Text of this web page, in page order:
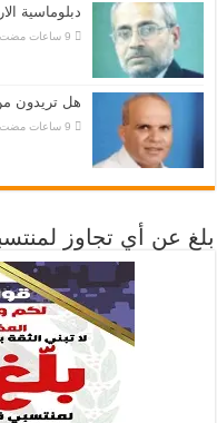
دبلوماسية
هل تريدون
بلغ عن أي تجاوز